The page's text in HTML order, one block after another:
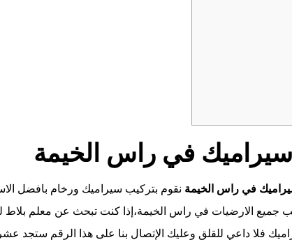
في راس الخيمة
في راس الخيمة نقوم بتركيب سيراميك ورخام بافضل
جميع الارضيات في راس الخيمة،إذا كنت تبحث عن معلم بلاط
فلا داعي للقلق وعليك الإتصال بنا على هذا الرقم ستجد